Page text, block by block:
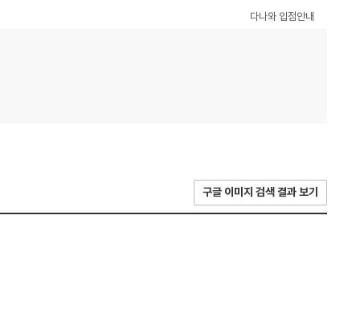
다나와 입점안내
구글 이미지 검색 결과 보기